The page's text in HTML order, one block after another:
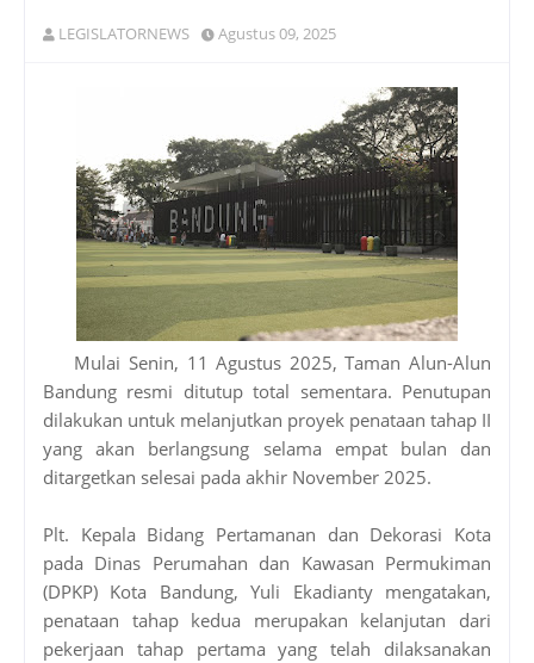
LEGISLATORNEWS Agustus 09, 2025
Mulai Senin, 11 Agustus 2025, Taman Alun-Alun
Bandung resmi ditutup total sementara. Penutupan
dilakukan untuk melanjutkan proyek penataan tahap II
yang akan berlangsung selama empat bulan dan
ditargetkan selesai pada akhir November 2025.
Plt. Kepala Bidang Pertamanan dan Dekorasi Kota
pada Dinas Perumahan dan Kawasan Permukiman
(DPKP) Kota Bandung, Yuli Ekadianty mengatakan,
penataan tahap kedua merupakan kelanjutan dari
pekerjaan tahap pertama yang telah dilaksanakan